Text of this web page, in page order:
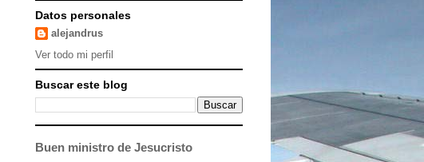
Datos personales
alejandrus
Ver todo mi perfil
Buscar este blog
Buen ministro de Jesucristo